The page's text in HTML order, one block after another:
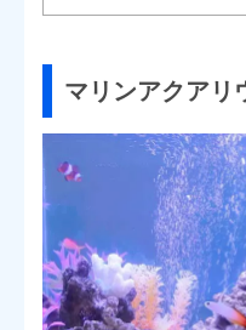
マリンアクアリ